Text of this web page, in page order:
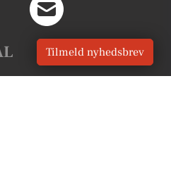
Tilmeld nyhedsbrev